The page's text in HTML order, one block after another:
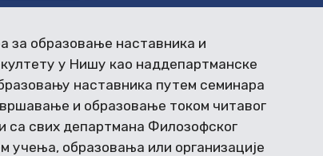
за образовање наставника и
у Нишу као наддепартманске
наставника путем семинара
и образовање током читавог
свих департмана Филозофског
учења, образовања или организације